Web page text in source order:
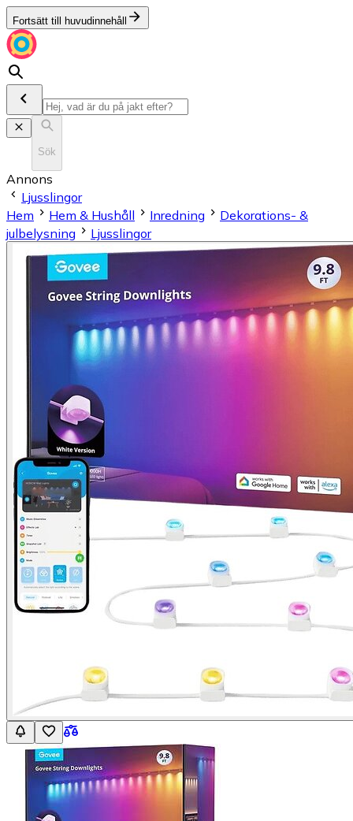
Fortsätt till huvudinnehåll
Sök
Annons
Ljusslingor
Hem
Hem & Hushåll Inredning
Dekorations- &
julbelysning
Ljusslingor